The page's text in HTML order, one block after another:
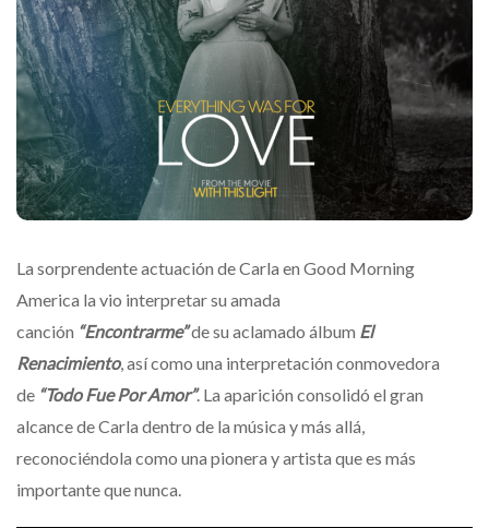
La sorprendente actuación de Carla en Good Morning
America la vio interpretar su amada
canción “Encontrarme”de su aclamado álbum El
Renacimiento, así como una interpretación conmovedora
de “Todo Fue Por Amor”. La aparición consolidó el gran
alcance de Carla dentro de la música y más allá,
reconociéndola como una pionera y artista que es más
importante que nunca.